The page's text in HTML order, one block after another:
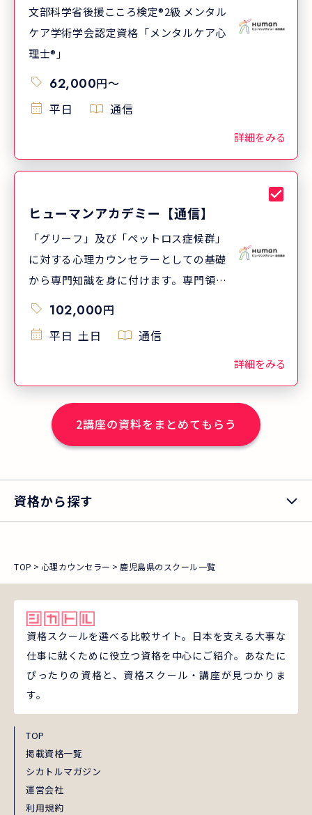
文部科学省後援こころ検定®2級 メンタル
ケア学術学会認定資格「メンタルケア心
理士®」
62,000円〜
平日
通信
詳細をみる
ヒューマンアカデミー【通信】
「グリーフ」及び「ペットロス症候群」
に対する心理カウンセラーとしての基礎
から専門知識を身に付けます。専門領域
としてのペットロス（喪失感・悲嘆な
ど）症候群に対するカウンセラーとして
の基礎知識から専門知識までを学びま
102,000円
平日 土日 通信
詳細をみる
2講座の資料をまとめてもらう
資格から探す
TOP 心理カウンセラー 鹿児島県のスクール一覧
資格スクールを選べる比較サイト。日本を支える大事な
仕事に就くために役立つ資格を中心にご紹介。あなたに
ぴったりの資格と、資格スクール・講座が見つかりま
す。
TOP
掲載資格一覧
シカトルマガジン
運営会社
利用規約